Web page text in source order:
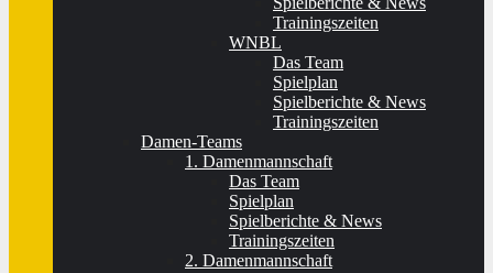
Trainingszeiten
WNBL
Das Team
Spielplan
Spielberichte & News
Trainingszeiten
Damen-Teams
1. Damenmannschaft
Das Team
Spielplan
Spielberichte & News
Trainingszeiten
2. Damenmannschaft